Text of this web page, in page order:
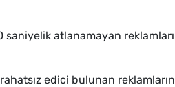
saniyelik atlanamayan reklamları
edici bulunan reklamların